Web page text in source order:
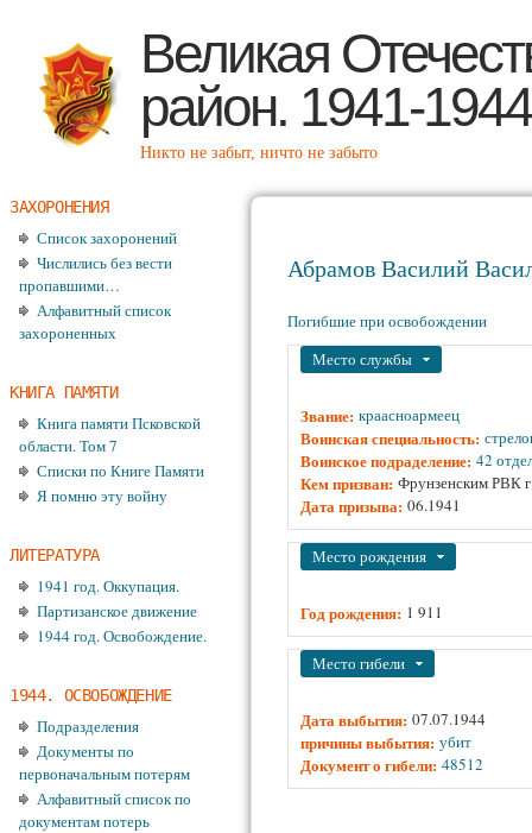
Великая
район. 1941-1944
Никто не забыт, ничто не забыто
Абрамов Василий
Погибшие при освобождении
Убрать
Место службы
Звание: краасноармеец
Воинская специальность:
Воинское подраделение: 42
Кем призван: Фрунзенским РВК
Дата призыва: 06.1941
Убрать
Место рождения
Год рождения: 1 911
Убрать
Место гибели
Дата выбытия: 07.07.1944
причины выбытия: убит
Документ о гибели: 48512
ЗАХОРОНЕНИЯ
Список захоронений
Числились без вести
пропавшими…
Алфавитный список
захороненных
КНИГА ПАМЯТИ
Книга памяти Псковской
области. Том 7
Списки по Книге Памяти
Я помню эту войну
ЛИТЕРАТУРА
1941 год. Оккупация.
Партизанское движение
1944 год. Освобождение.
1944. ОСВОБОЖДЕНИЕ
Подразделения
Документы по
первоначальным потерям
Алфавитный список по
документам потерь